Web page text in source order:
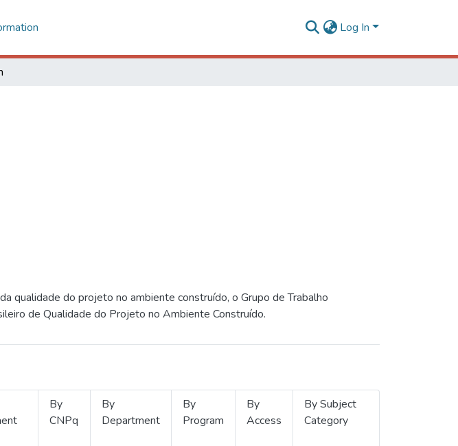
Log In
qualidade do projeto no ambiente construído, o Grupo de Trabalho
de Qualidade do Projeto no Ambiente Construído.
By
CNPq
By
Department
By
Program
By
Access
By Subject
Category